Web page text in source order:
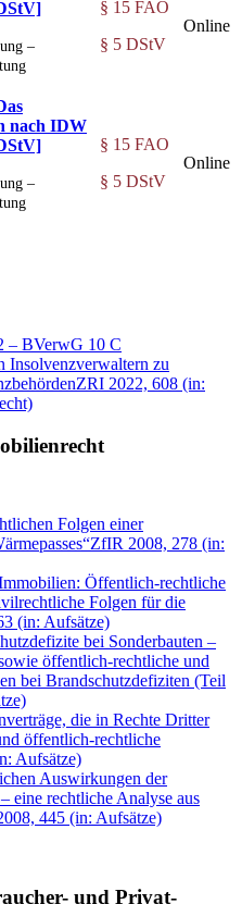
–
§ 15 FAO
§ 5 DStV
Online
nach IDW
–
§ 15 FAO
§ 5 DStV
Online
– BVerwG 10 C
Insolvenzverwaltern zu
ZRI 2022, 608 (in:
Folgen einer
ZfIR 2008, 278 (in:
Öffentlich-rechtliche
Folgen für die
(in: Aufsätze)
bei Sonderbauten –
öffentlich-rechtliche und
bei Brandschutzdefiziten (Teil
die in Rechte Dritter
öffentlich-rechtliche
Aufsätze)
Auswirkungen der
eine rechtliche Analyse aus
445 (in: Aufsätze)
und Privat-